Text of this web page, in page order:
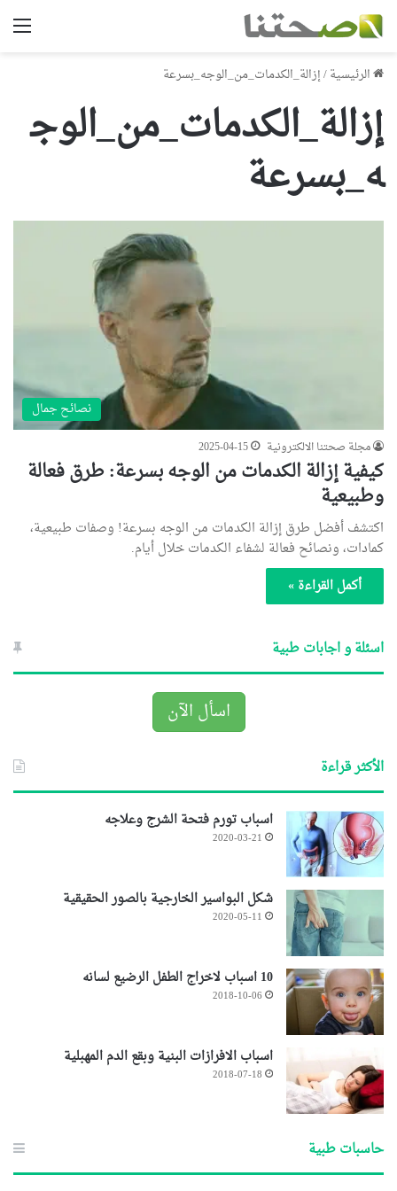
الرئيسية/إزالة_الكدمات_من_الوجه_بسرعة
إزالة_الكدمات_من_الوج
ه_بسرعة
نصائح جمال
مجلة صحتنا الالكترونية 2025-04-15
كيفية إزالة الكدمات من الوجه بسرعة: طرق فعالة
وطبيعية
اكتشف أفضل طرق إزالة الكدمات من الوجه بسرعة! وصفات طبيعية،
كمادات، ونصائح فعالة لشفاء الكدمات خلال أيام.
أكمل القراءة »
اسئلة و اجابات طبية
اسأل الآن
الأكثر قراءة
اسباب تورم فتحة الشرج وعلاجه
2020-03-21
شكل البواسير الخارجية بالصور الحقيقية
2020-05-11
10 اسباب لاخراج الطفل الرضيع لسانه
2018-10-06
اسباب الافرازات البنية وبقع الدم المهبلية
2018-07-18
حاسبات طبية